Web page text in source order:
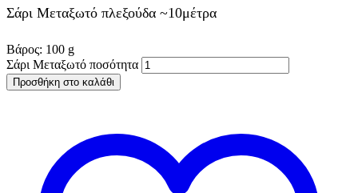
Σάρι Μεταξωτό πλεξούδα ~10μέτρα
Βάρος: 100 g
Σάρι Μεταξωτό ποσότητα
Προσθήκη στο καλάθι